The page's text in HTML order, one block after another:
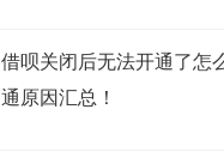
借呗关闭后无法开通了怎
通原因汇总！